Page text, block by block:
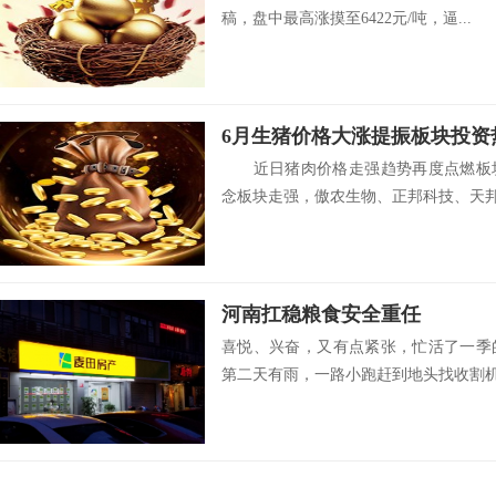
稿，盘中最高涨摸至6422元/吨，逼...
6月生猪价格大涨提振板块投资
近日猪肉价格走强趋势再度点燃板
念板块走强，傲农生物、正邦科技、天
河南扛稳粮食安全重任
喜悦、兴奋，又有点紧张，忙活了一
第二天有雨，一路小跑赶到地头找收割